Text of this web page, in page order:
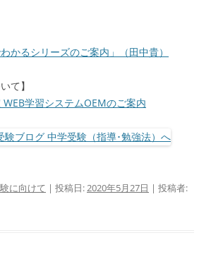
かるシリーズのご案内」（田中貴）
て】
学習システムOEMのご案内
に向けて | 投稿日: 2020年5月27日 | 投稿者: